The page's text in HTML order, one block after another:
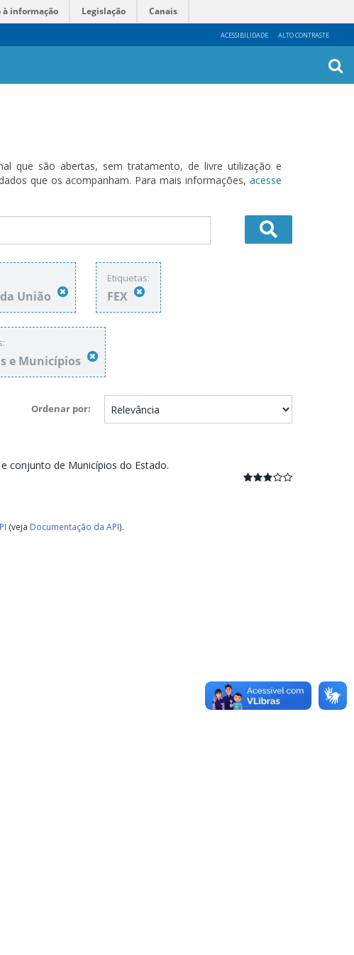
ACESSIBILIDADE ALTO CONTRASTE
à informação Legislação Canais
que são abertas, sem tratamento, de livre utilização e
que os acompanham. Para mais informações, acesse
União
Etiquetas:
FEX
e Municípios
Ordenar por
conjunto de Municípios do Estado.
(veja Documentação da API).